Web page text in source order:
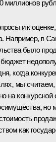
миллионов
и к
Например, в
было
бюджет
когда
мы
на конкурсной
но
как